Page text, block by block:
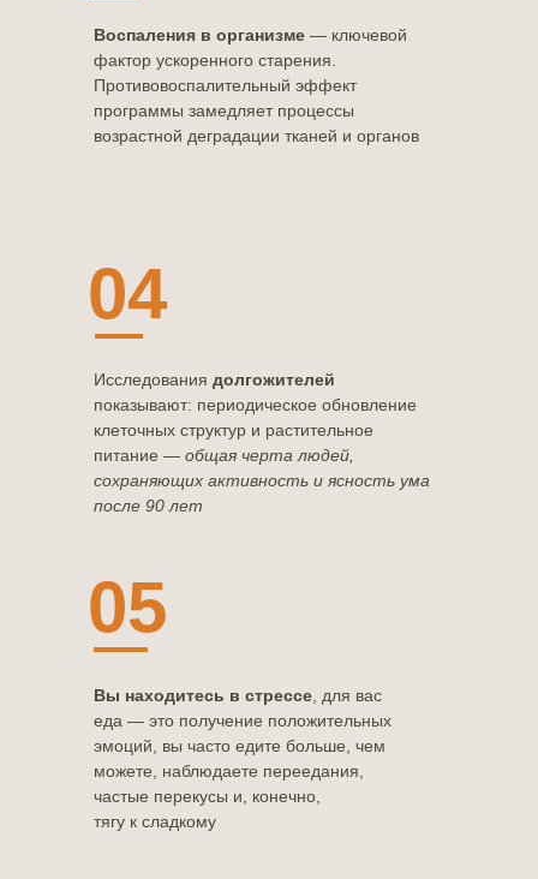
Воспаления в организме — ключевой
фактор ускоренного старения.
Противовоспалительный эффект
программы замедляет процессы
возрастной деградации тканей и органов
Исследования долгожителей
показывают: периодическое обновление
клеточных структур и растительное
питание — общая черта людей,
сохраняющих активность и ясность ума
после 90 лет
04
Вы находитесь в стрессе , для вас
еда — это получение положительных
эмоций, вы часто едите больше, чем
можете, наблюдаете переедания,
частые перекусы и, конечно,
тягу к сладкому
05